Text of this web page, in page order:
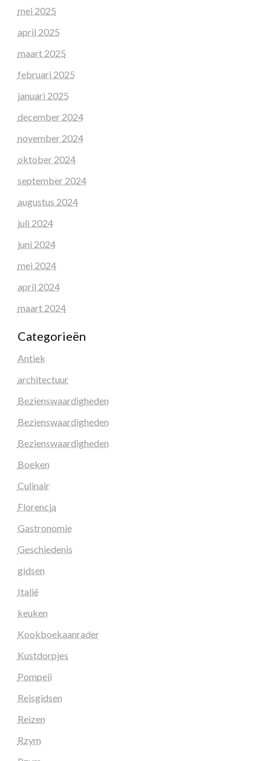
mei 2025
april 2025
maart 2025
februari 2025
januari 2025
december 2024
november 2024
oktober 2024
september 2024
augustus 2024
juli 2024
juni 2024
mei 2024
april 2024
maart 2024
Categorieën
Antiek
architectuur
Bezienswaardigheden
Bezienswaardigheden
Bezienswaardigheden
Boeken
Culinair
Florencja
Gastronomie
Geschiedenis
gidsen
Italië
keuken
Kookboekaanrader
Kustdorpjes
Pompeii
Reisgidsen
Reizen
Rzym